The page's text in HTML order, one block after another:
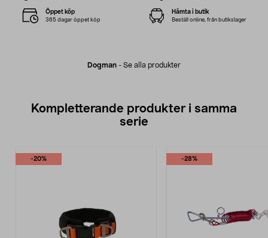
Dogman - Se alla produkter
Öppet köp
365 dagar öppet köp
Hämta i butik
Beställ online, från butikslager
Kompletterande produkter i samma
serie
-20% -28%